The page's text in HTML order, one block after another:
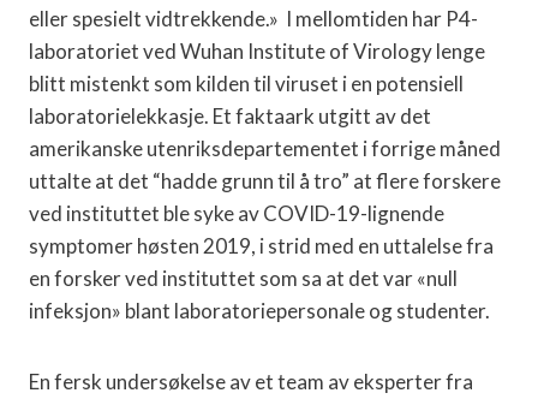
eller spesielt vidtrekkende.» I mellomtiden har P4-
laboratoriet ved Wuhan Institute of Virology lenge
blitt mistenkt som kilden til viruset i en potensiell
laboratorielekkasje. Et faktaark utgitt av det
amerikanske utenriksdepartementet i forrige måned
uttalte at det “hadde grunn til å tro” at flere forskere
ved instituttet ble syke av COVID-19-lignende
symptomer høsten 2019, i strid med en uttalelse fra
en forsker ved instituttet som sa at det var «null
infeksjon» blant laboratoriepersonale og studenter.
En fersk undersøkelse av et team av eksperter fra